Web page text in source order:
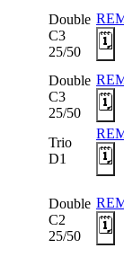
Double
C3
25/50
🗓️
Double
C3
25/50
🗓️
Trio
D1
🗓️
Double
C2
25/50
🗓️